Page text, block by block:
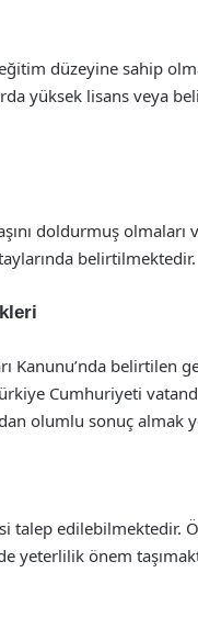
düzeyine sahip
yüksek lisans veya
doldurmuş olmaları
belirtilmektedir.
Kanunu’nda belirtilen
Cumhuriyeti
olumlu sonuç almak
talep edilebilmektedir.
yeterlilik önem